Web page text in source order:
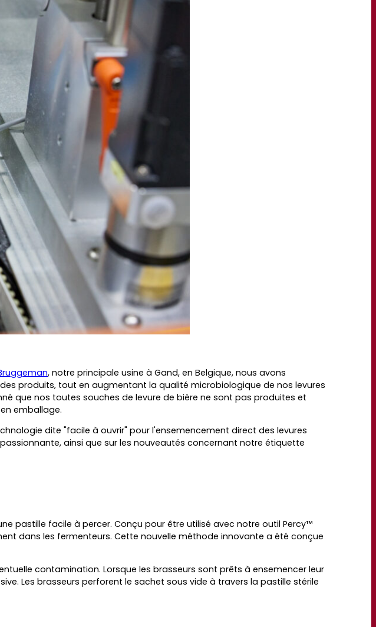
, notre principale usine à Gand, en Belgique, nous avons
produits, tout en augmentant la qualité microbiologique de nos levures
que nos toutes souches de levure de bière ne sont pas produites et
emballage.
dite "facile à ouvrir" pour l'ensemencement direct des levures
ainsi que sur les nouveautés concernant notre étiquette
pastille facile à percer. Conçu pour être utilisé avec notre outil Percy™
dans les fermenteurs. Cette nouvelle méthode innovante a été conçue
contamination. Lorsque les brasseurs sont prêts à ensemencer leur
Les brasseurs perforent le sachet sous vide à travers la pastille stérile